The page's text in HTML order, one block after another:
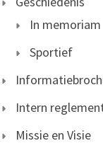
In memoriam
Sportief
Intern
Missie en Visie